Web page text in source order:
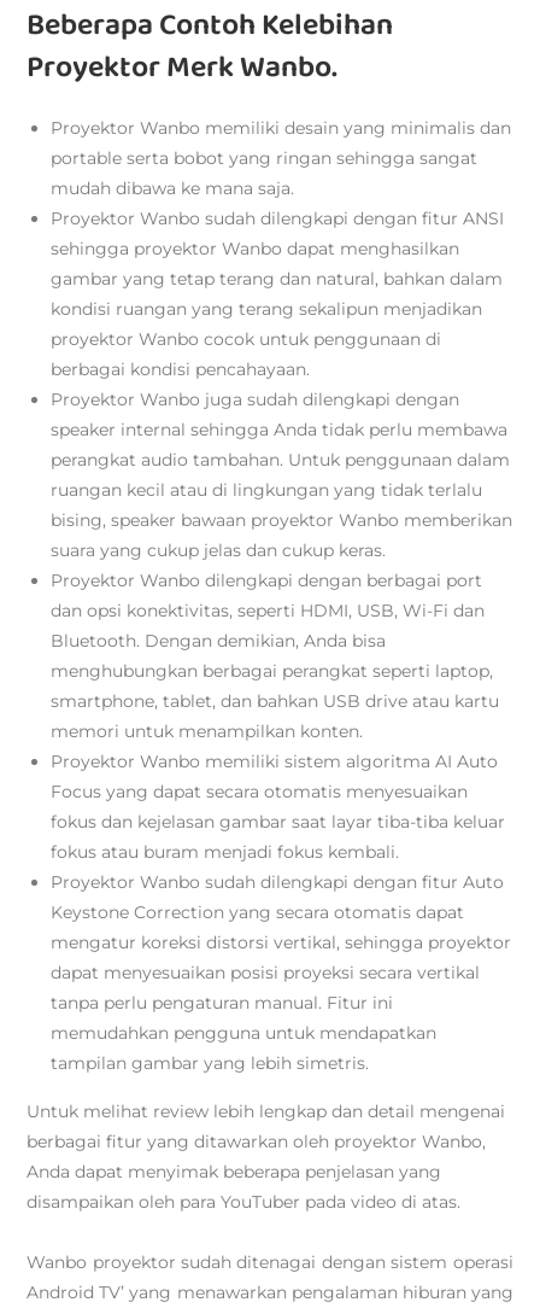
Beberapa Contoh Kelebihan
Proyektor Merk Wanbo.
Proyektor Wanbo memiliki desain yang minimalis dan
portable serta bobot yang ringan sehingga sangat
mudah dibawa ke mana saja.
Proyektor Wanbo sudah dilengkapi dengan fitur ANSI
sehingga proyektor Wanbo dapat menghasilkan
gambar yang tetap terang dan natural, bahkan dalam
kondisi ruangan yang terang sekalipun menjadikan
proyektor Wanbo cocok untuk penggunaan di
berbagai kondisi pencahayaan.
Proyektor Wanbo juga sudah dilengkapi dengan
speaker internal sehingga Anda tidak perlu membawa
perangkat audio tambahan. Untuk penggunaan dalam
ruangan kecil atau di lingkungan yang tidak terlalu
bising, speaker bawaan proyektor Wanbo memberikan
suara yang cukup jelas dan cukup keras.
Proyektor Wanbo dilengkapi dengan berbagai port
dan opsi konektivitas, seperti HDMI, USB, Wi-Fi dan
Bluetooth. Dengan demikian, Anda bisa
menghubungkan berbagai perangkat seperti laptop,
smartphone, tablet, dan bahkan USB drive atau kartu
memori untuk menampilkan konten.
Proyektor Wanbo memiliki sistem algoritma AI Auto
Focus yang dapat secara otomatis menyesuaikan
fokus dan kejelasan gambarsaat layar tiba-tiba keluar
fokus atau buram menjadi fokus kembali.
Proyektor Wanbo sudah dilengkapi dengan fitur Auto
Keystone Correction yang secara otomatis dapat
mengatur koreksi distorsi vertikal, sehingga proyektor
dapat menyesuaikan posisi proyeksi secara vertikal
tanpa perlu pengaturan manual. Fitur ini
memudahkan pengguna untuk mendapatkan
tampilan gambar yang lebih simetris.
Untuk melihat review lebih lengkap dan detail mengenai
berbagai fitur yang ditawarkan oleh proyektor Wanbo,
Anda dapat menyimak beberapa penjelasan yang
disampaikan oleh para YouTuber pada video di atas.
Wanbo proyektor sudah ditenagai dengan sistem operasi
Android TV’ yang menawarkan pengalaman hiburan yang